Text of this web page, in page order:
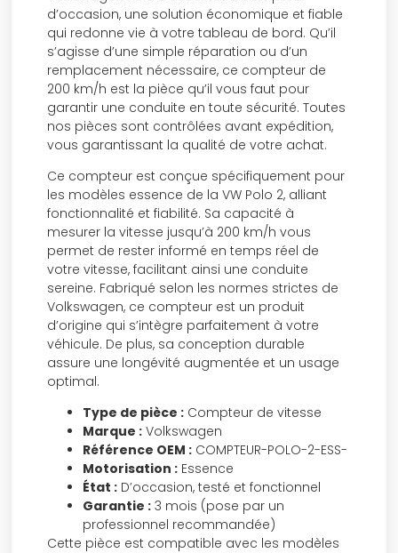
d’occasion, une solution économique et fiable
qui redonne vie à votre tableau de bord. Qu’il
s’agisse d’une simple réparation ou d’un
remplacement nécessaire, ce compteur de
200 km/h est la pièce qu’il vous faut pour
garantir une conduite en toute sécurité. Toutes
nos pièces sont contrôlées avant expédition,
vous garantissant la qualité de votre achat.
Ce compteur est conçue spécifiquement pour
les modèles essence de la VW Polo 2, alliant
fonctionnalité et fiabilité. Sa capacité à
mesurer la vitesse jusqu’à 200 km/h vous
permet de rester informé en temps réel de
votre vitesse, facilitant ainsi une conduite
sereine. Fabriqué selon les normes strictes de
Volkswagen, ce compteur est un produit
d’origine qui s’intègre parfaitement à votre
véhicule. De plus, sa conception durable
assure une longévité augmentée et un usage
optimal.
Type de pièce : Compteur de vitesse
Marque : Volkswagen
Référence OEM : COMPTEUR-POLO-2-ESS-
Motorisation : Essence
État : D’occasion, testé et fonctionnel
Garantie : 3 mois (pose par un
professionnel recommandée)
Cette pièce est compatible avec les modèles